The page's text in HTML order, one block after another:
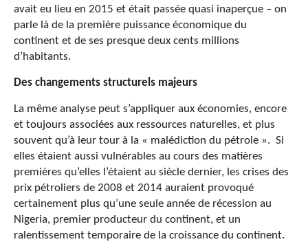
avait eu lieu en 2015 et était passée quasi inaperçue – on
parle là de la première puissance économique du
continent et de ses presque deux cents millions
d’habitants.
Des changements structurels majeurs
La même analyse peut s’appliquer aux économies, encore
et toujours associées aux ressources naturelles, et plus
souvent qu’à leur tour à la « malédiction du pétrole ». Si
elles étaient aussi vulnérables au cours des matières
premières qu’elles l’étaient au siècle dernier, les crises des
prix pétroliers de 2008 et 2014 auraient provoqué
certainement plus qu’une seule année de récession au
Nigeria, premier producteur du continent, et un
ralentissement temporaire de la croissance du continent.